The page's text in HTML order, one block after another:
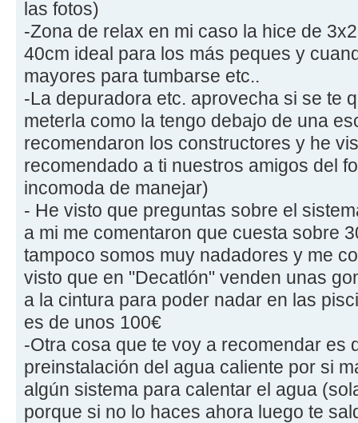
las fotos)
-Zona de relax en mi caso la hice de
40cm ideal para los más peques y
mayores para tumbarse etc..
-La depuradora etc. aprovecha si se te
meterla como la tengo debajo de una
recomendaron los constructores y he
recomendado a ti nuestros amigos del
incomoda de manejar)
- He visto que preguntas sobre el
a mi me comentaron que cuesta sobre
tampoco somos muy nadadores y me
visto que en "Decatlón" venden unas
a la cintura para poder nadar en las
es de unos 100€
-Otra cosa que te voy a recomendar es
preinstalación del agua caliente por si
algún sistema para calentar el agua
porque si no lo haces ahora luego te